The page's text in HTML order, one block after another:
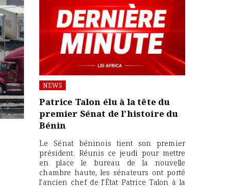
NEWS
Patrice Talon élu à la tête du
premier Sénat de l’histoire du
Bénin
Le Sénat béninois tient son premier
président. Réunis ce jeudi pour mettre
en place le bureau de la nouvelle
chambre haute, les sénateurs ont porté
l’ancien chef de l’État Patrice Talon à la